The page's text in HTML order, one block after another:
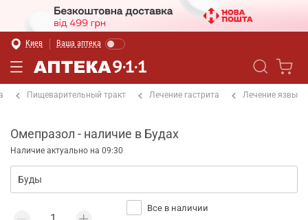
Киев Ваша аптека
Пищеварительный тракт Лечение гастрита Лечение язвы
Омепразол - наличие в Будах
Наличие актуально на 09:30
Все в наличии